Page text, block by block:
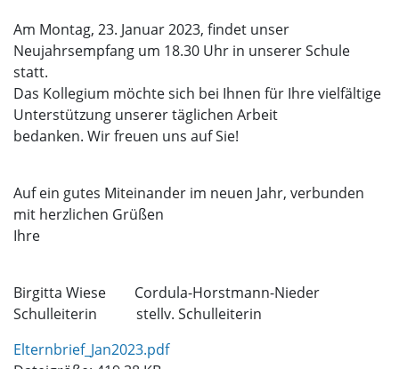
Am Montag, 23. Januar 2023, findet unser
Neujahrsempfang um 18.30 Uhr in unserer Schule
statt.
Das Kollegium möchte sich bei Ihnen für Ihre vielfältige
Unterstützung unserer täglichen Arbeit
bedanken. Wir freuen uns auf Sie!
Auf ein gutes Miteinander im neuen Jahr, verbunden
mit herzlichen Grüßen
Ihre
Birgitta Wiese
Cordula-Horstmann-Nieder
Schulleiterin
stellv. Schulleiterin
Elternbrief_Jan2023.pdf